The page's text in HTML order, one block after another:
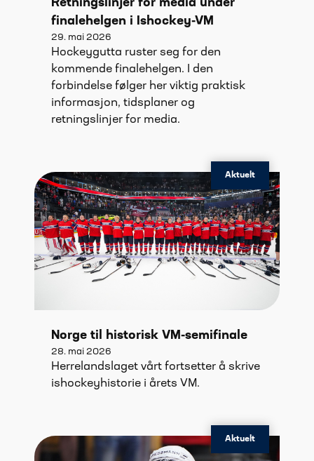
Retningslinjer for media under
finalehelgen i Ishockey-VM
29. mai 2026
Hockeygutta ruster seg for den
kommende finalehelgen. I den
forbindelse følger her viktig praktisk
informasjon, tidsplaner og
retningslinjer for media.
Aktuelt
Norge til historisk VM-semifinale
28. mai 2026
Herrelandslaget vårt fortsetter å skrive
ishockeyhistorie i årets VM.
Aktuelt